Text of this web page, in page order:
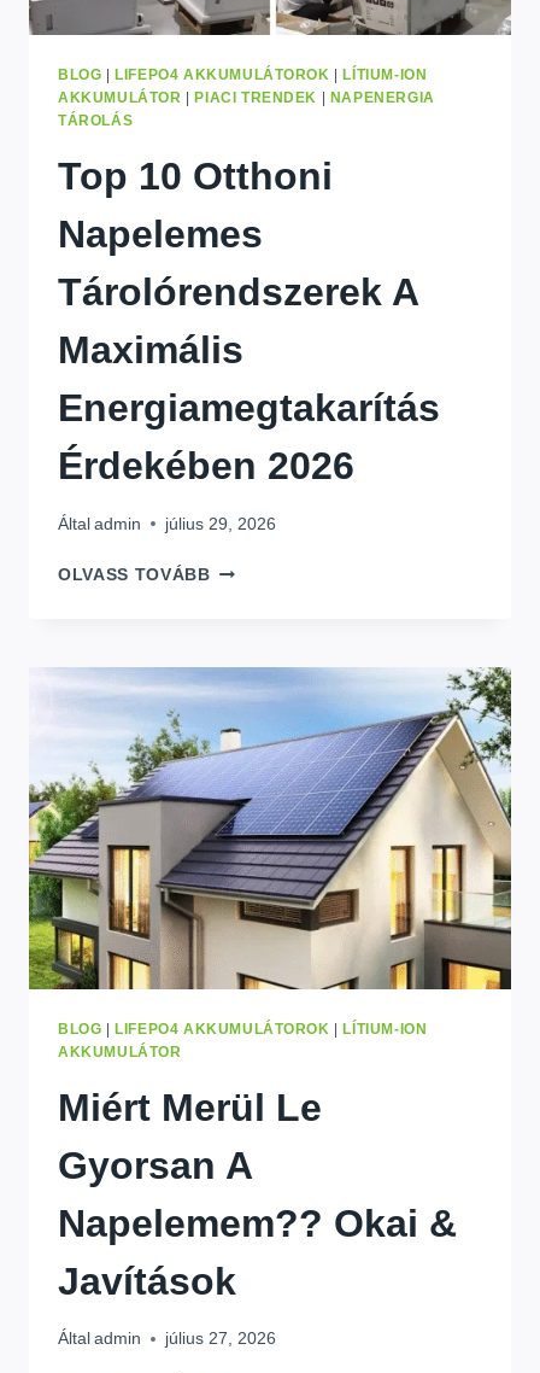
BLOG LIFEPO4 AKKUMULÁTOROK
LÍTIUM-ION
AKKUMULÁTOR
PIACI TRENDEK
NAPENERGIA
TÁROLÁS
Top 10 Otthoni
Napelemes
Tárolórendszerek A
Maximális
Energiamegtakarítás
Érdekében 2026
Által admin július 29, 2026
OLVASS TOVÁBB TOP
TÁROLÓRENDSZEREK
A
MAXIMÁLIS
ENERGIAMEGTAKARÍTÁS
ÉRDEKÉBEN
2026
BLOG |LIFEPO4 AKKUMULÁTOROK |LÍTIUM-ION
AKKUMULÁTOR
Miért Merül Le
Gyorsan A
Napelemem?? Okai &
Javítások
Által admin július 27, 2026